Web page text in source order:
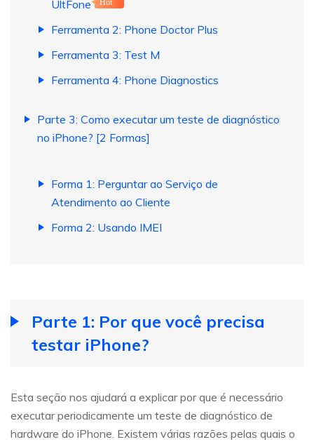
UltFone
Hot
Ferramenta 2: Phone Doctor Plus
Ferramenta 3: Test M
Ferramenta 4: Phone Diagnostics
Parte 3: Como executar um teste de diagnóstico
no iPhone? [2 Formas]
Forma 1: Perguntar ao Serviço de
Atendimento ao Cliente
Forma 2: Usando IMEI
Parte 1: Por que você precisa
testar iPhone?
Esta seção nos ajudará a explicar por que é necessário
executar periodicamente um teste de diagnóstico de
hardware do iPhone. Existem várias razões pelas quais o